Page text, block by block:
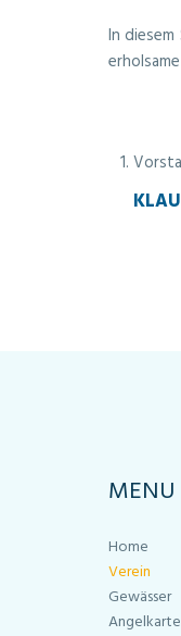
In
MENU
Home
Verein
Gewässer